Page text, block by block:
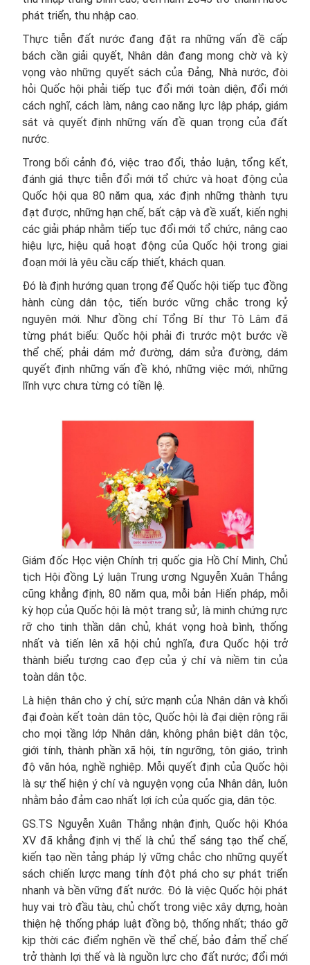
phát triển, thu nhập cao.
Thực tiễn đất nước đang đặt ra những vấn đề cấp
bách cần giải quyết, Nhân dân đang mong chờ và kỳ
vọng vào những quyết sách của Đảng, Nhà nước, đòi
hỏi Quốc hội phải tiếp tục đổi mới toàn diện, đổi mới
cách nghĩ, cách làm, nâng cao năng lực lập pháp, giám
sát và quyết định những vấn đề quan trọng của đất
nước.
Trong bối cảnh đó, việc trao đổi, thảo luận, tổng kết,
đánh giá thực tiễn đổi mới tổ chức và hoạt động của
Quốc hội qua 80 năm qua, xác định những thành tựu
đạt được, những hạn chế, bất cập và đề xuất, kiến nghị
các giải pháp nhằm tiếp tục đổi mới tổ chức, nâng cao
hiệu lực, hiệu quả hoạt động của Quốc hội trong giai
đoạn mới là yêu cầu cấp thiết, khách quan.
Đó là định hướng quan trọng để Quốc hội tiếp tục đồng
hành cùng dân tộc, tiến bước vững chắc trong kỷ
nguyên mới. Như đồng chí Tổng Bí thư Tô Lâm đã
từng phát biểu: Quốc hội phải đi trước một bước về
thể chế; phải dám mở đường, dám sửa đường, dám
quyết định những vấn đề khó, những việc mới, những
lĩnh vực chưa từng có tiền lệ.
Giám đốc Học viện Chính trị quốc gia Hồ Chí Minh, Chủ
tịch Hội đồng Lý luận Trung ương Nguyễn Xuân Thắng
cũng khẳng định, 80 năm qua, mỗi bản Hiến pháp, mỗi
kỳ họp của Quốc hội là một trang sử, là minh chứng rực
rỡ cho tinh thần dân chủ, khát vọng hoà bình, thống
nhất và tiến lên xã hội chủ nghĩa, đưa Quốc hội trở
thành biểu tượng cao đẹp của ý chí và niềm tin của
toàn dân tộc.
Là hiện thân cho ý chí, sức mạnh của Nhân dân và khối
đại đoàn kết toàn dân tộc, Quốc hội là đại diện rộng rãi
cho mọi tầng lớp Nhân dân, không phân biệt dân tộc,
giới tính, thành phần xã hội, tín ngưỡng, tôn giáo, trình
độ văn hóa, nghề nghiệp. Mỗi quyết định của Quốc hội
là sự thể hiện ý chí và nguyện vọng của Nhân dân, luôn
nhằm bảo đảm cao nhất lợi ích của quốc gia, dân tộc.
GS.TS Nguyễn Xuân Thắng nhận định, Quốc hội Khóa
XV đã khẳng định vị thế là chủ thể sáng tạo thể chế,
kiến tạo nền tảng pháp lý vững chắc cho những quyết
sách chiến lược mang tính đột phá cho sự phát triển
nhanh và bền vững đất nước. Đó là việc Quốc hội phát
huy vai trò đầu tàu, chủ chốt trong việc xây dựng, hoàn
thiện hệ thống pháp luật đồng bộ, thống nhất; tháo gỡ
kịp thời các điểm nghẽn về thể chế, bảo đảm thể chế
trở thành lợi thế và là nguồn lực cho đất nước; đổi mới